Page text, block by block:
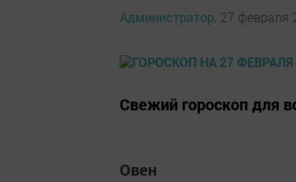
Администратор, 27 февраля
Свежий гороскоп для
Овен